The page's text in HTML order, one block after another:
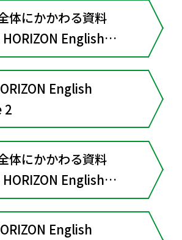
体にかかわる資料
HORIZON English
）
English
2
体にかかわる資料
HORIZON English
）
English